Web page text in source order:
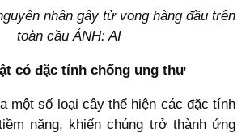
nhân gây tử vong hàng đầu trên
toàn cầu ẢNH: AI
có đặc tính chống ung thư
một số loại cây thể hiện các đặc tính
năng, khiến chúng trở thành ứng